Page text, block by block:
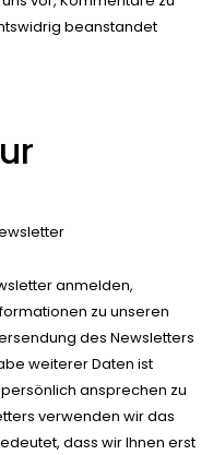
beanstandet
anmelden,
zu unseren
des Newsletters
weiterer Daten ist
ansprechen zu
verwenden wir das
dass wir Ihnen erst